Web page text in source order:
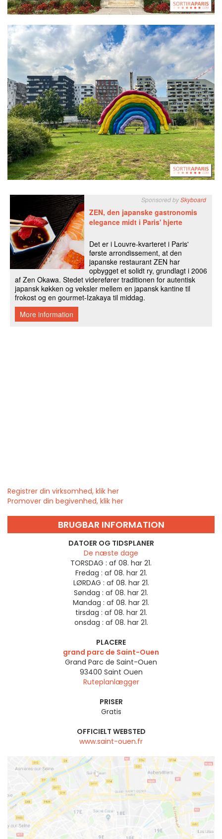
Registrer din virksomhed, klik her
Promover din begivenhed, klik her
BRUGBAR INFORMATION
DATOER OG TIDSPLANER
De næste dage
TORSDAG : af 08. har 21.
Fredag : af 08. har 21.
LØRDAG : af 08. har 21.
Søndag : af 08. har 21.
Mandag : af 08. har 21.
tirsdag : af 08. har 21.
onsdag : af 08. har 21.
PLACERE
grand parc de Saint-Ouen
Grand Parc de Saint-Ouen
93400 Saint Ouen
Ruteplanlægger
PRISER
Gratis
OFFICIELT WEBSTED
www.saint-ouen.fr